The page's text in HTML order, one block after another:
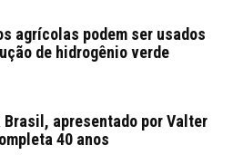
agrícolas podem ser usados
de hidrogênio verde
Brasil, apresentado por Valter
40 anos